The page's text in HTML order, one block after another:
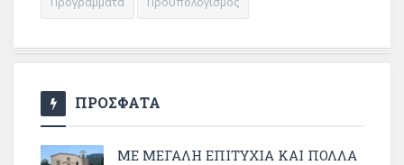
ΠΡΟΣΦΑΤΑ
ΜΕ ΜΕΓΆΛΗ ΕΠΙΤΥΧΊΑ ΚΑΙ ΠΟΛΛΆ